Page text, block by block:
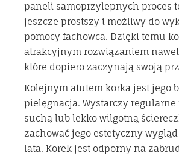
paneli samoprzylepnych proces
jeszcze prostszy i możliwy do
pomocy fachowca. Dzięki temu
atrakcyjnym rozwiązaniem
które dopiero zaczynają swoją
Kolejnym atutem korka jest jego
pielęgnacja. Wystarczy
suchą lub lekko wilgotną
zachować jego estetyczny
lata. Korek jest odporny na